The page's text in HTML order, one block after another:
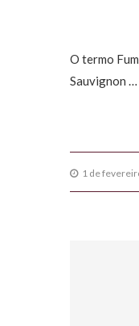
O termo
Sauvignon …
1 de